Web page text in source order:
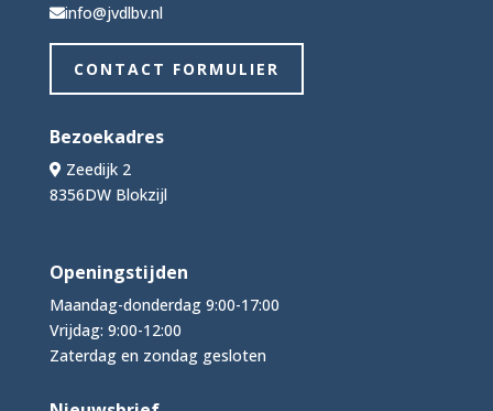
info@jvdlbv.nl
CONTACT FORMULIER
Bezoekadres
Zeedijk 2
8356DW Blokzijl
Openingstijden
Maandag-donderdag 9:00-17:00
Vrijdag: 9:00-12:00
Zaterdag en zondag gesloten